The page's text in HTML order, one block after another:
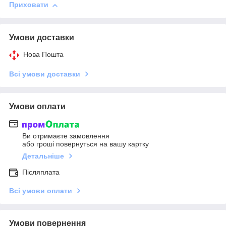
Приховати
Умови доставки
Нова Пошта
Всі умови доставки
Умови оплати
Ви отримаєте замовлення
або гроші повернуться на вашу картку
Детальніше
Післяплата
Всі умови оплати
Умови повернення